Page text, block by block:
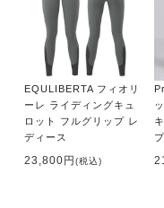
【内容】
●特集１
「がんばれ学生ラ
見！」
・六会ホースショー
・日本大学馬術部
・慶応義塾大学体育
・明治大学馬術部
EQULIBERTA フィオリ
ーレ ライディングキュ
ロット フルグリップ レ
ディース
23,800円(税込)